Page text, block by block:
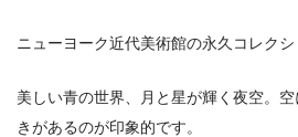
ニューヨーク近代美術館の永久コレクシ
美しい青の世界、月と星が輝く夜空。
きがあるのが印象的です。